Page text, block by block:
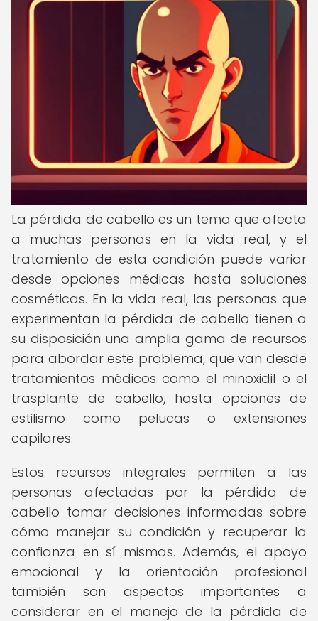
La pérdida de cabello es un tema que afecta
a muchas personas en la vida real, y el
tratamiento de esta condición puede variar
desde opciones médicas hasta soluciones
cosméticas. En la vida real, las personas que
experimentan la pérdida de cabello tienen a
su disposición una amplia gama de recursos
para abordar este problema, que van desde
tratamientos médicos como el minoxidil o el
trasplante de cabello, hasta opciones de
estilismo como pelucas o extensiones
capilares.
Estos recursos integrales permiten a las
personas afectadas por la pérdida de
cabello tomar decisiones informadas sobre
cómo manejar su condición y recuperar la
confianza en sí mismas. Además, el apoyo
emocional y la orientación profesional
también son aspectos importantes a
considerar en el manejo de la pérdida de